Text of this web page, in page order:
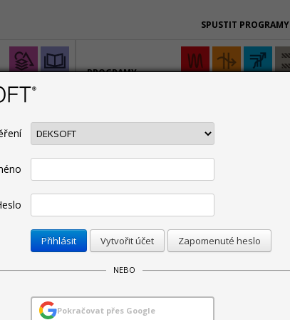
Vytvořit účet Zapomenuté heslo
NEBO
Pokračovat přes Google
SPUSTIT PROGRAMY
PROGRAMY
PODPORA
podpora Manuály
Omezit pro:
26. 5. 2026 | Autor: Martin Varga